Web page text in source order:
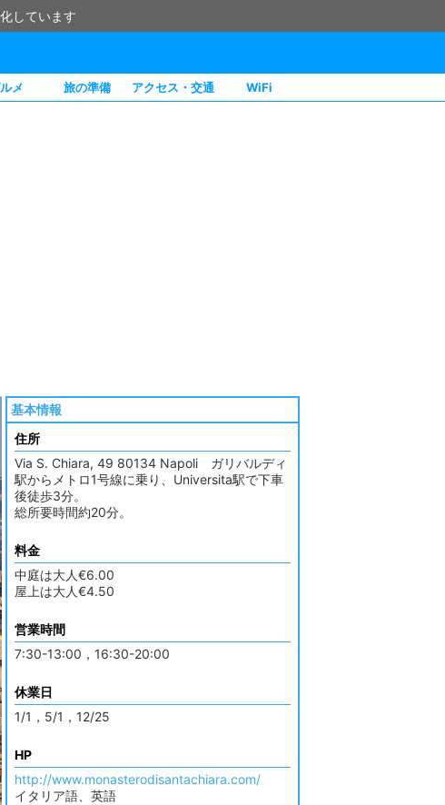
しています
メ 旅の準備 アクセス・交通 WiFi
基本情報
住所
Via S. Chiara, 49 80134 Napoli ガリバルディ
駅からメトロ1号線に乗り、Universita駅で下車
後徒歩3分。
総所要時間約20分。
料金
中庭は大人€6.00
屋上は大人€4.50
営業時間
7:30-13:00，16:30-20:00
休業日
1/1，5/1，12/25
HP
http://www.monasterodisantachiara.com/
イタリア語、英語